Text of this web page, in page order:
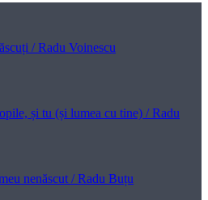
/ Radu Voinescu
și tu (și lumea cu tine) / Radu
nenăscut / Radu Buțu